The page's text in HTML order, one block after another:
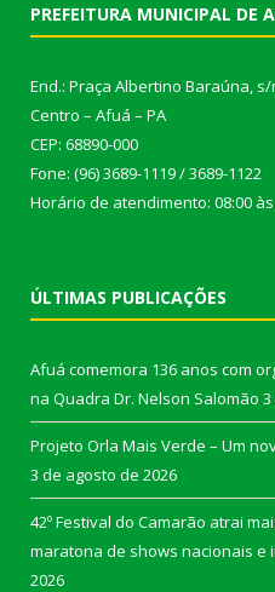
PREFEITURA MUNICIPAL DE
End.: Praça Albertino Baraúna, s/
Centro – Afuá – PA
CEP: 68890-000
Fone: (96) 3689-1119 / 3689-1122
Horário de atendimento: 08:00 às
ÚLTIMAS PUBLICAÇÕES
Afuá comemora 136 anos com
na Quadra Dr. Nelson Salomão
Projeto Orla Mais Verde – Um
3 de agosto de 2026
42º Festival do Camarão atrai
maratona de shows nacionais e
2026